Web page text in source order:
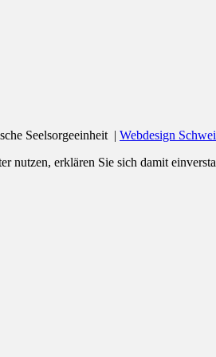
Seelsorgeeinheit | Webdesign
nutzen, erklären Sie sich damit